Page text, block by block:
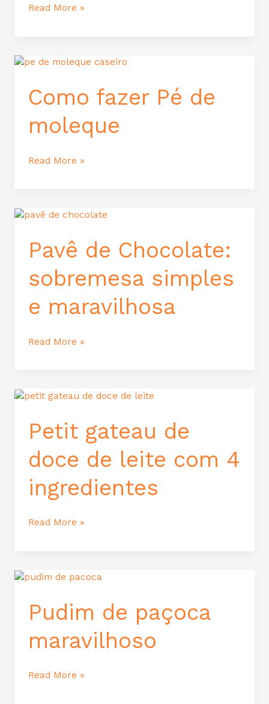
Read More »
Como fazer Pé de
moleque
Como
Pé
de
moleque
Read More »
Pavê de Chocolate:
sobremesa simples
e maravilhosa
Pavê
Chocolate:
sobremesa
simples
e
Read More »
Petit gateau de
doce de leite com 4
ingredientes
Petit
de
doce
de
leite
com
Read More »
Pudim de paçoca
maravilhoso
Pudim
paçoca
maravilhoso
Read More »